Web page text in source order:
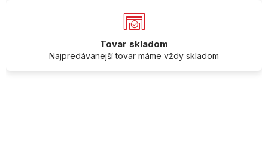
Tovar skladom
Najpredávanejší tovar máme vždy skladom